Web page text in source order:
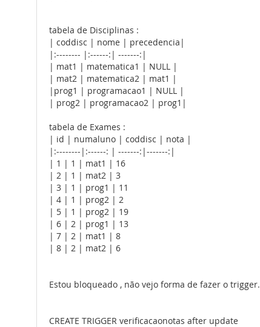
tabela de Disciplinas :
| coddisc | nome | precedencia|
|:-------- |:------:| -------:|
| mat1 | matematica1 | NULL |
| mat2 | matematica2 | mat1 |
|prog1 | programacao1 | NULL |
| prog2 | programacao2 | prog1|
tabela de Exames :
| id | numaluno | coddisc | nota |
|:--------|:------: | -------:|-------:|
| 1 | 1 | mat1 | 16
| 2 | 1 | mat2 | 3
| 3 | 1 | prog1 | 11
| 4 | 1 | prog2 | 2
| 5 | 1 | prog2 | 19
| 6 | 2 | prog1 | 13
| 7 | 2 | mat1 | 8
| 8 | 2 | mat2 | 6
Estou bloqueado , não vejo forma de fazer o trigger.
CREATE TRIGGER verificacaonotas after update